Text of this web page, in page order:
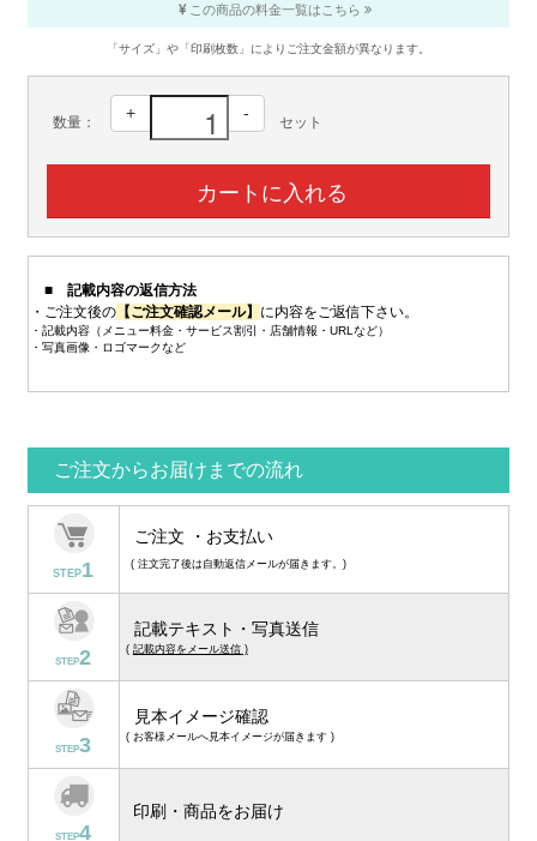
この商品の料金一覧はこちら
「サイズ」や「印刷枚数」によりご注文金額が異なります。
数量：
+ -
セット
■ 記載内容の返信方法
・ご注文後の【ご注文確認メール】 に内容をご返信下さい。
・記載内容（メニュー料金・サービス割引・店舗情報・URLなど）
・写真画像・ロゴマークなど
ご注文からお届けまでの流れ
STEP1
ご注文 ・お支払い
( 注文完了後は自動返信メールが届きます。)
STEP2
記載テキスト・写真送信
( 記載内容をメール送信 )
STEP3
見本イメージ確認
( お客様メールへ見本イメージが届きます )
STEP4
印刷・商品をお届け